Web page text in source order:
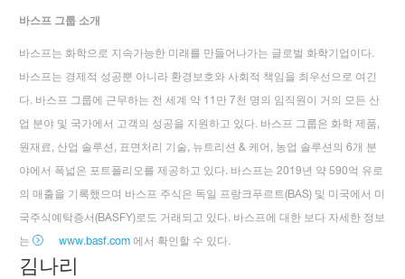
바스프 그룹 소개
바스프는 화학으로 지속가능한 미래를 만들어나가는 글로벌 화학기업이다.
바스프는 경제적 성공뿐 아니라 환경보호와 사회적 책임을 최우선으로 여긴
다. 바스프 그룹에 근무하는 전 세계 약 11만 7천 명의 임직원이 거의 모든 산
업 분야 및 국가에서 고객의 성공을 지원하고 있다. 바스프 그룹은 화학 제품,
원재료, 산업 솔루션, 표면처리 기술, 뉴트리션 & 케어, 농업 솔루션의 6개 분
야에서 폭넓은 포트폴리오를 제공하고 있다. 바스프는 2019년 약 590억 유로
의 매출을 기록했으며 바스프 주식은 독일 프랑크푸르트(BAS) 및 미국에서 미
국주식예탁증서(BASFY)로도 거래되고 있다. 바스프에 대한 보다 자세한 정보
는
www.basf.com에서 확인할 수 있다.
김나리